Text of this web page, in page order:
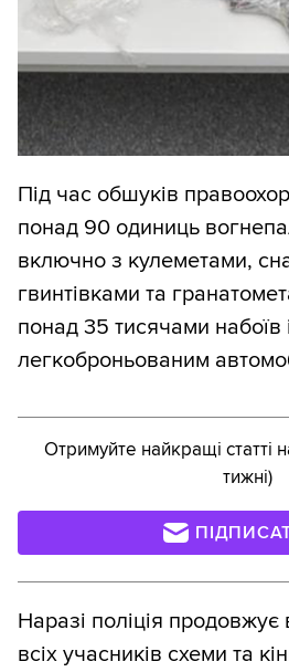
Під час обшуків
понад 90 одиниць
включно з кулеметами,
гвинтівками та
понад 35 тисячами набоїв
легкоброньованим
Отримуйте найкращі статті
тижні)
Наразі поліція
всіх учасників схеми та